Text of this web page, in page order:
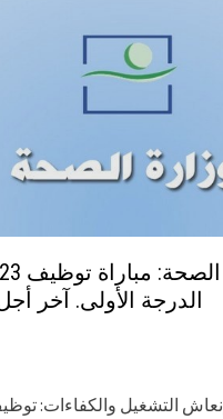
الدرجة الأولى. آخر أجل هو 31